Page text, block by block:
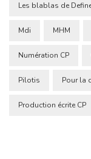
Les blablas de
Mdi MHM
Numération CP
Pilotis Pour la
Production écrite CP